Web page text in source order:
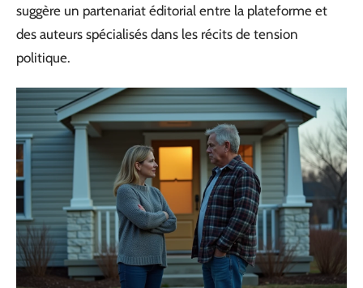
suggère un partenariat éditorial entre la plateforme et
des auteurs spécialisés dans les récits de tension
politique.